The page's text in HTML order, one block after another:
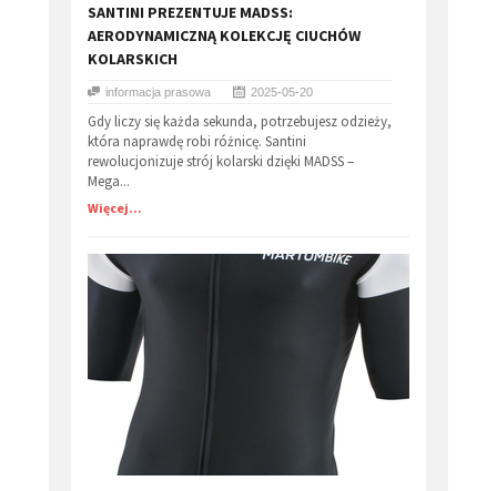
SANTINI PREZENTUJE MADSS:
AERODYNAMICZNĄ KOLEKCJĘ CIUCHÓW
KOLARSKICH
informacja prasowa 2025-05-20
Gdy liczy się każda sekunda, potrzebujesz odzieży,
która naprawdę robi różnicę. Santini
rewolucjonizuje strój kolarski dzięki MADSS –
Mega...
Więcej...